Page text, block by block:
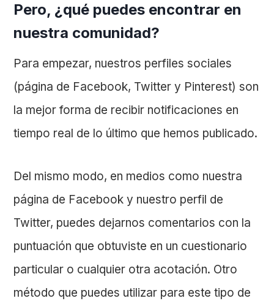
Pero, ¿qué puedes encontrar en
nuestra comunidad?
Para empezar, nuestros perfiles sociales
(página de Facebook, Twitter y Pinterest) son
la mejor forma de recibir notificaciones en
tiempo real de lo último que hemos publicado.
Del mismo modo, en medios como nuestra
página de Facebook y nuestro perfil de
Twitter, puedes dejarnos comentarios con la
puntuación que obtuviste en un cuestionario
particular o cualquier otra acotación. Otro
método que puedes utilizar para este tipo de